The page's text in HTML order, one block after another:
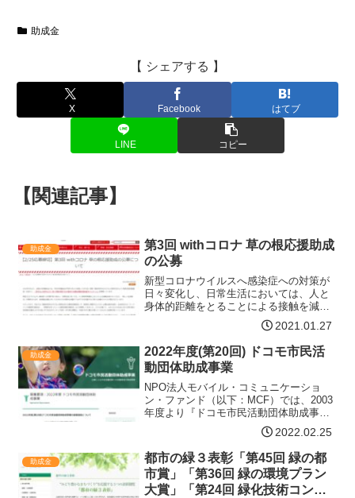
助成金
【 シェアする 】
X Facebook はてブ
LINE コピー
【関連記事】
助成金
第3回 withコロナ 草の根応援助成
の公募
新型コロナウイルスへ感染症への対策が
日々変化し、日常生活においては、人と
身体的距離をとることによる接触を減ら
すことなど、「新しい生活様式」が提言
される中、地域福祉活動においては今ま
での対面的な活動やつながり方を見直す
など新たな活動スタイルの…【詳細はコ
チラ】
2021.01.27
助成金
2022年度(第20回) ドコモ市民活
動団体助成事業
NPO法人モバイル・コミュニケーショ
ン・ファンド（以下：MCF）では、2003
年度より『ドコモ市民活動団体助成事
業』を開始し、将来の担い手である子ど
もたちの健やかな育ちを応援する活動に
取り組む全国の市民活動団体の皆さまに
対して、助成金による…【詳細はコチ
ラ】
2022.02.25
助成金
都市の緑３表彰「第45回 緑の都
市賞」「第36回 緑の環境プラン
大賞」「第24回 緑化技術コンク